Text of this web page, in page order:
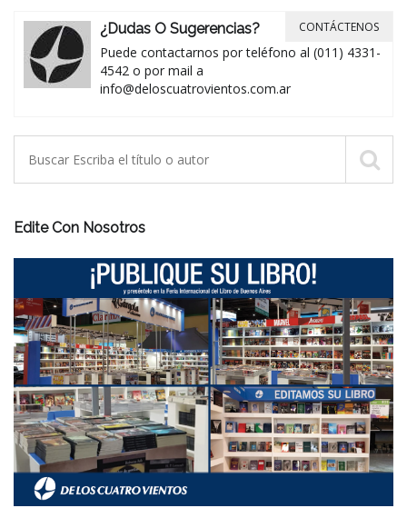
¿Dudas O Sugerencias?
Puede contactarnos por teléfono al (011) 4331-
4542 o por mail a
info@deloscuatrovientos.com.ar
CONTÁCTENOS
Edite Con Nosotros